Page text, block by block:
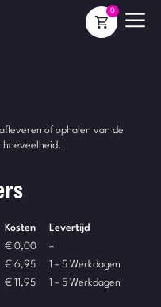
0
of ophalen van de
hoeveelheid.
Kosten
Levertijd
€ 0,00
–
€ 6,95
1 – 5 Werkdagen
€ 11,95 1 – 5 Werkdagen